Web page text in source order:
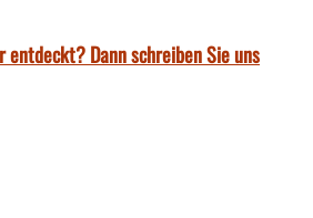
entdeckt? Dann schreiben Sie uns